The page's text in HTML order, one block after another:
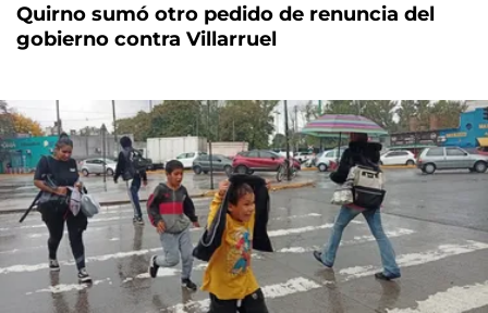
Quirno sumó otro pedido de renuncia del
gobierno contra Villarruel